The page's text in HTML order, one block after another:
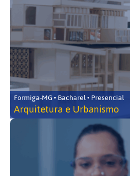
Formiga-MG • Bacharel • Presencial
Arquitetura e Urbanismo